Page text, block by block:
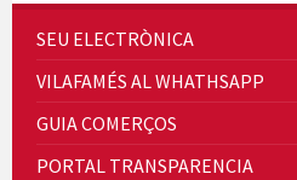
Quintà Culroja
SEU ELECTRÒNICA
VILAFAMÉS AL WHATHSAPP
GUIA COMERÇOS
PORTAL TRANSPARENCIA